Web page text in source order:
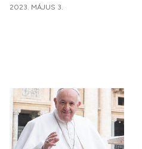
2023. MÁJUS 3.